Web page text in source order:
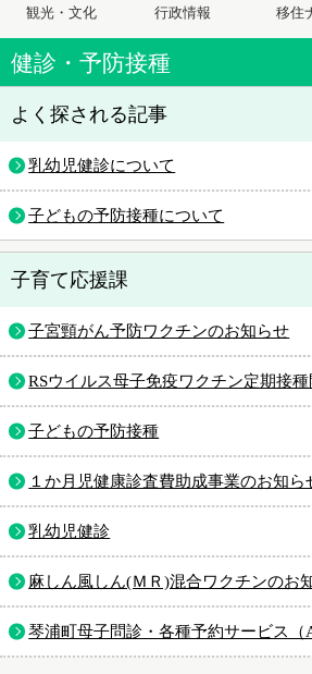
観光・文化 行政情報 移住
健診・予防接種
よく探される記事
乳幼児健診について
子どもの予防接種について
子育て応援課
子宮頸がん予防ワクチンのお知らせ
RSウイルス母子免疫ワクチン定期接
子どもの予防接種
１か月児健康診査費助成事業のお知ら
乳幼児健診
麻しん風しん(ＭＲ)混合ワクチンのお
琴浦町母子問診・各種予約サービス（